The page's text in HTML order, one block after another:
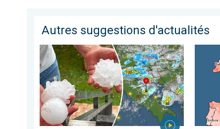
Autres suggestions d'actualités
Graves dégâts causés par les intempéries. Côte